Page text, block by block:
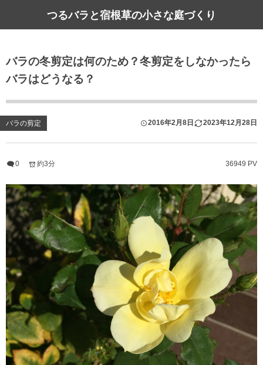
つるバラと宿根草の小さな庭づくり
バラの冬剪定は何のため？冬剪定をしなかったら
バラはどうなる？
バラの剪定 2016年2月8日 2023年12月28日
0 36949 PV
約3分